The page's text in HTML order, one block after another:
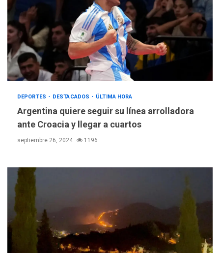
DEPORTES DESTACADOS ÚLTIMA HORA
Argentina quiere seguir su línea arrolladora
ante Croacia y llegar a cuartos
septiembre 26, 2024 1196